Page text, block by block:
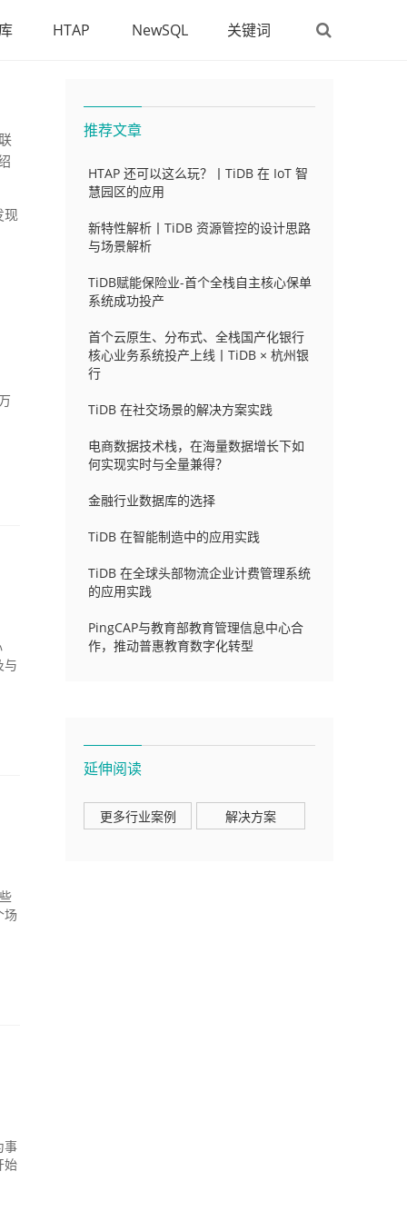
HTAP NewSQL 关键词
现
与
场
事
始
推荐文章
HTAP 还可以这么玩？丨TiDB 在 IoT 智
慧园区的应用
新特性解析丨TiDB 资源管控的设计思路
与场景解析
TiDB赋能保险业-首个全栈自主核心保单
系统成功投产
首个云原生、分布式、全栈国产化银行
核心业务系统投产上线丨TiDB × 杭州银
行
TiDB 在社交场景的解决方案实践
电商数据技术栈，在海量数据增长下如
何实现实时与全量兼得？
金融行业数据库的选择
TiDB 在智能制造中的应用实践
TiDB 在全球头部物流企业计费管理系统
的应用实践
PingCAP与教育部教育管理信息中心合
作，推动普惠教育数字化转型
延伸阅读
更多行业案例 解决方案